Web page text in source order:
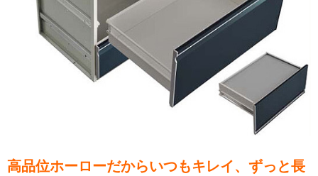
高品位ホーローだからいつもキレイ、ずっと長